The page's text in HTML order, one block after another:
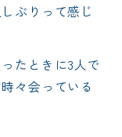
ぶりって感じ
たときに3人で
々会っている